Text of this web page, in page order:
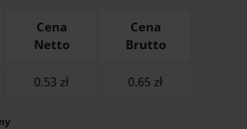
Cena
Netto
Cena
Brutto
0.53 zł 0.65 zł